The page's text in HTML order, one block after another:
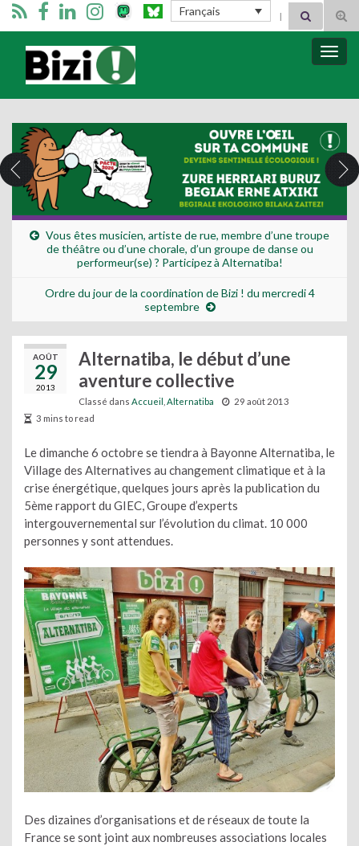
Français Search for:
Bizimugi
Vous êtes musicien, artiste de rue, membre d’une troupe
de théâtre ou d’une chorale, d’un groupe de danse ou
performeur(se) ? Participez à Alternatiba!
Ordre du jour de la coordination de Bizi ! du mercredi 4
septembre
AOÛT
29
2013
Alternatiba, le début d’une
aventure collective
Classé dans Accueil Alternatiba
29 août 2013
3 mins to read
Le dimanche 6 octobre se tiendra à Bayonne Alternatiba, le
Village des Alternatives au changement climatique et à la
crise énergétique, quelques jours après la publication du
5ème rapport du GIEC, Groupe d’experts
intergouvernemental sur l’évolution du climat. 10 000
personnes y sont attendues.
Des dizaines d’organisations et de réseaux de toute la
France se sont joint aux nombreuses associations locales